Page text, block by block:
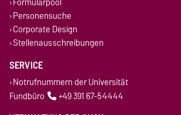
Personensuche
Corporate Design
Stellenausschreibungen
SERVICE
Notrufnummern der Universität
Fundbüro
+49 391 67-54444